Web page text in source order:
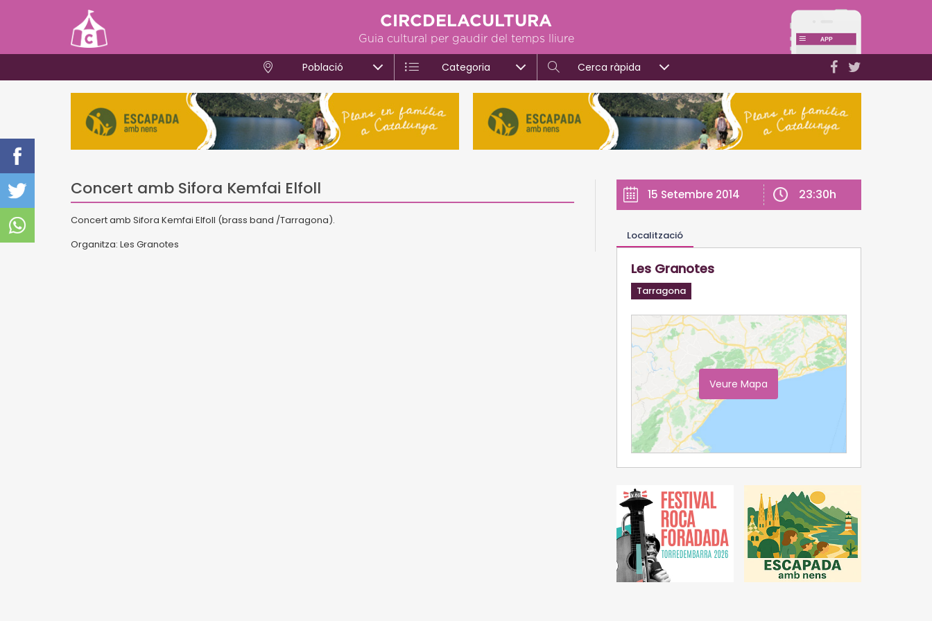
CIRCDELACULTURA
Guia cultural per gaudir del temps lliure
Població Categoria Cerca ràpida
Concert amb Sifora Kemfai Elfoll
Concert amb Sifora Kemfai Elfoll (brass band /Tarragona).
Organitza: Les Granotes
15 Setembre 2014 23:30h
Localització
Les Granotes
Tarragona
Veure Mapa